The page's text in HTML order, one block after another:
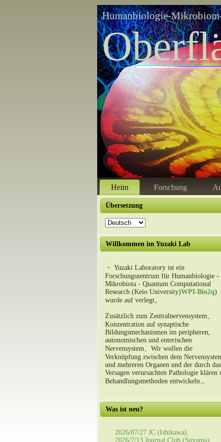
Humanbiologie-
Heim Forschung
Übersetzung
Willkommen im Yuzaki Lab
・ Yuzaki Laboratory ist ein
Forschungszentrum für Humanbiologie -
Mikrobiota - Quantum Computational
Research (Keio University)WPI-Bio2q)
wurde auf verlegt。
Zusätzlich zum Zentralnervensystem、
Konzentration auf synaptische
Bildungsmechanismen im peripheren,
autonomischen und enterischen
Nervensystem、Wir wollen die
Verknüpfung zwischen dem
und mehreren Organen und der durch das
Versagen verursachten Pathologie klären
Behandlungsmethoden entwickeln.。
Was ist neu?
2026/07/27 JC (Ishikawa)
2026/7/13 Journal Club (Suyama)